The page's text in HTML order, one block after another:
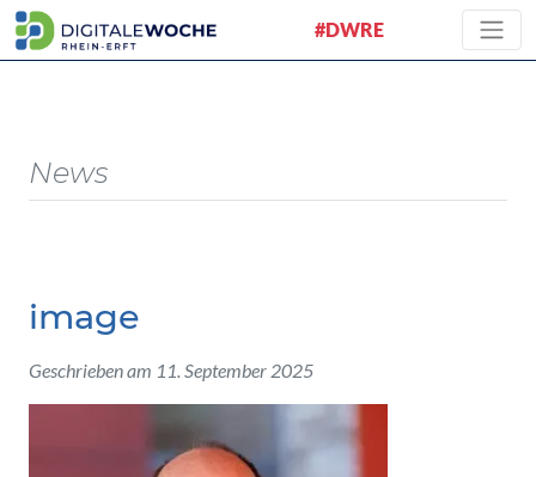
#DWRE
News
image
Geschrieben am 11. September 2025